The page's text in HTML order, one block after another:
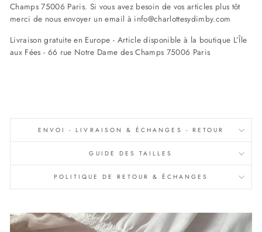
Champs 75006 Paris. Si vous avez besoin de vos articles plus tôt
merci de nous envoyer un email à info@charlottesydimby.com
Livraison gratuite en Europe - Article disponible à la boutique L’Île
aux Fées - 66 rue Notre Dame des Champs 75006 Paris
ENVOI - LIVRAISON & ÉCHANGES - RETOUR
GUIDE DES TAILLES
POLITIQUE DE RETOUR & ÉCHANGES